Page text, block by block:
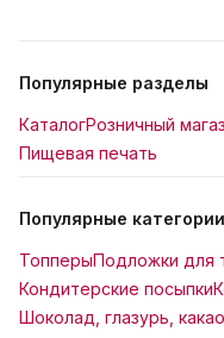
Популярные разделы
КаталогРозничный
Пищевая печать
Популярные категории
ТопперыПодложки для
Кондитерские посыпки
Шоколад, глазурь, какао